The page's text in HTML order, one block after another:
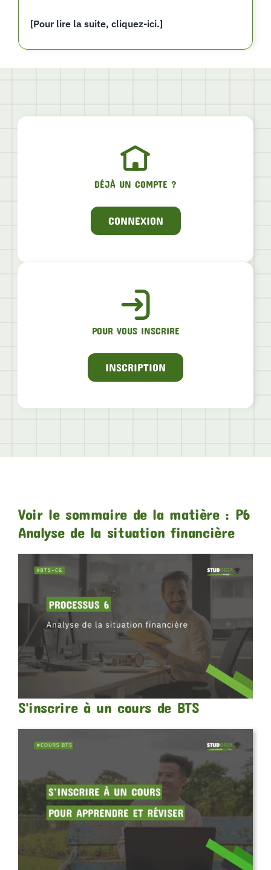
[Pour lire la suite, cliquez-ici.]
DÉJÀ UN COMPTE ?
CONNEXION
POUR VOUS INSCRIRE
INSCRIPTION
Voir le sommaire de la matière : P6
Analyse de la situation financière
S'inscrire à un cours de BTS